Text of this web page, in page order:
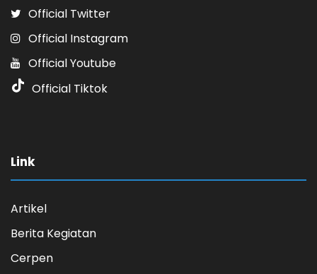
Official Twitter
Official Instagram
Official Youtube
Official Tiktok
Link
Artikel
Berita Kegiatan
Cerpen